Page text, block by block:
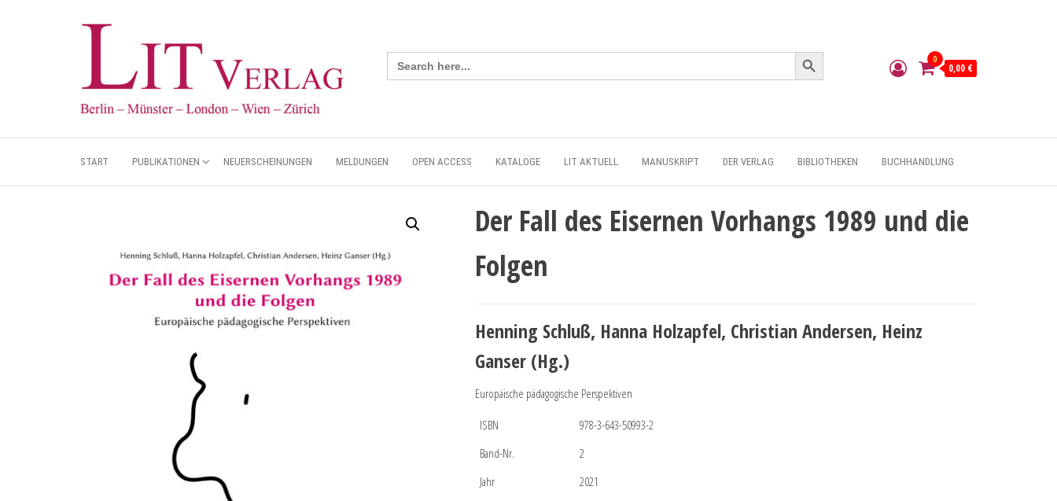
Search
for:
Search Button
0
0,00 €
START PUBLIKATIONEN NEUERSCHEINUNGEN MELDUNGEN OPEN ACCESS KATALOGE LIT AKTUELL MANUSKRIPT DER VERLAG BIBLIOTHEKEN BUCHHANDLUNG
Der Fall des Eisernen Vorhangs 1989 und die
Folgen
Henning Schluß, Hanna Holzapfel, Christian Andersen, Heinz
Ganser (Hg.)
Europäische pädagogische Perspektiven
ISBN
978-3-643-50993-2
Band-Nr.
2
Jahr
2021